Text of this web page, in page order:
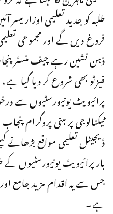
طلبہ کو جدید تعلیمی اوزار
فروغ دیں گے اور مجموعی
فیزٹو بھی شروع کر دیا گیا
پرائیویٹ یونیورسٹیوں سے
ٹیکنالوجی پر مبنی پروگرام
ڈیجیٹل تعلیمی مواقع
بار پرائیویٹ یونیورسٹیوں کے
جس سے یہ اقدام مزید جامع
ہے۔